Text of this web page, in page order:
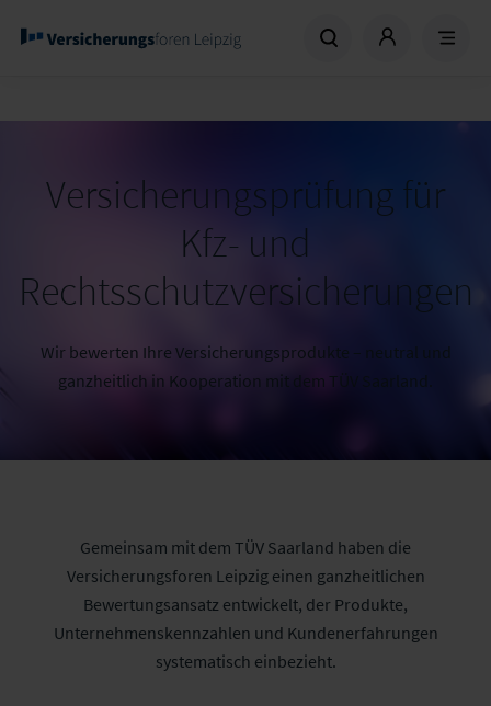
Versicherungsprüfung für
Kfz- und
Rechtsschutzversicherungen
Wir bewerten Ihre Versicherungsprodukte – neutral und
ganzheitlich in Kooperation mit dem TÜV Saarland.
Gemeinsam mit dem TÜV Saarland haben die
Versicherungsforen Leipzig einen ganzheitlichen
Bewertungsansatz entwickelt, der Produkte,
Unternehmenskennzahlen und Kundenerfahrungen
systematisch einbezieht.